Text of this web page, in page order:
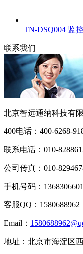
TN-DSQ004 监
联系我们
北京智远通纳科技有
400电话： 400-6268-
联系电话： 010-
公司传真： 010-
手机号码：
客服QQ： 1580688962
Email：
地址： 北京市海淀区